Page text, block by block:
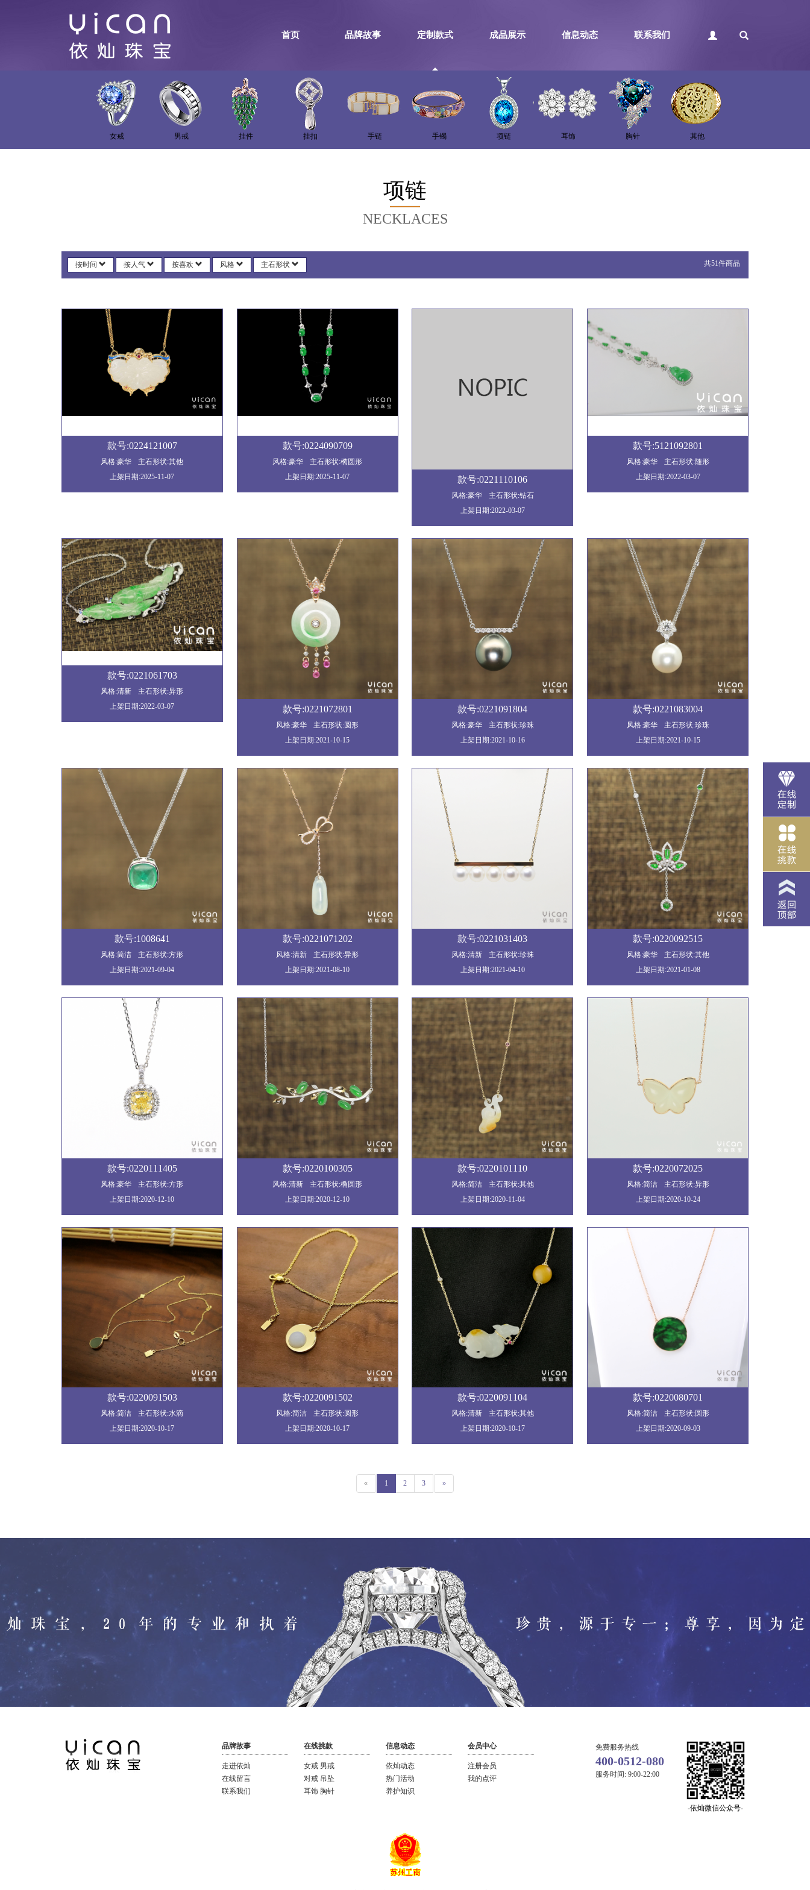
首页 品牌故事 定制款式 成品展示 信息动态 联系我们
女戒 男戒 挂件 挂扣 手链 手镯 项链 耳饰 胸针 其他
项链
NECKLACES
按时间 按人气 按喜欢 风格 主石形状 共51件商品
款号:0224121007
风格:豪华
主石形状:其他
上架日期:2025-11-07
款号:0224090709
风格:豪华
主石形状:椭圆形
上架日期:2025-11-07
款号:0221110106
风格:豪华
主石形状:钻石
上架日期:2022-03-07
款号:5121092801
风格:豪华
主石形状:随形
上架日期:2022-03-07
款号:0221061703
风格:清新
主石形状:异形
上架日期:2022-03-07
款号:0221072801
风格:豪华
主石形状:圆形
上架日期:2021-10-15
款号:0221091804
风格:豪华
主石形状:珍珠
上架日期:2021-10-16
款号:0221083004
风格:豪华
主石形状:珍珠
上架日期:2021-10-15
款号:1008641
风格:简洁
主石形状:方形
上架日期:2021-09-04
款号:0221071202
风格:清新
主石形状:异形
上架日期:2021-08-10
款号:0221031403
风格:清新
主石形状:珍珠
上架日期:2021-04-10
款号:0220092515
风格:豪华
主石形状:其他
上架日期:2021-01-08
款号:0220111405
风格:豪华
主石形状:方形
上架日期:2020-12-10
款号:0220100305
风格:清新
主石形状:椭圆形
上架日期:2020-12-10
款号:0220101110
风格:简洁
主石形状:其他
上架日期:2020-11-04
款号:0220072025
风格:简洁
主石形状:异形
上架日期:2020-10-24
款号:0220091503
风格:简洁
主石形状:水滴
上架日期:2020-10-17
款号:0220091502
风格:简洁
主石形状:圆形
上架日期:2020-10-17
款号:0220091104
风格:清新
主石形状:其他
上架日期:2020-10-17
款号:0220080701
风格:简洁
主石形状:圆形
上架日期:2020-09-03
« 1 2 3 »
品牌故事
走进依灿
在线留言
联系我们
在线挑款
女戒 男戒
对戒 吊坠
耳饰 胸针
信息动态
依灿动态
热门活动
养护知识
会员中心
注册会员
我的点评
-依灿微信公众号-
免费服务热线
400-0512-080
服务时间: 9:00-22:00